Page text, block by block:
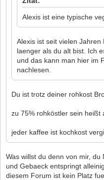
Alexis ist eine typische
Alexis ist seit vielen
laenger als du alt bist. Ich
und das kann man hier im
nachlesen.
Du ist trotz deiner rohkost
zu 75% rohköstler sein heißt
jeder kaffee ist kochkost
Was willst du denn von mir,
und Gebaeck entspringt
diesem Forum ist kein Platz